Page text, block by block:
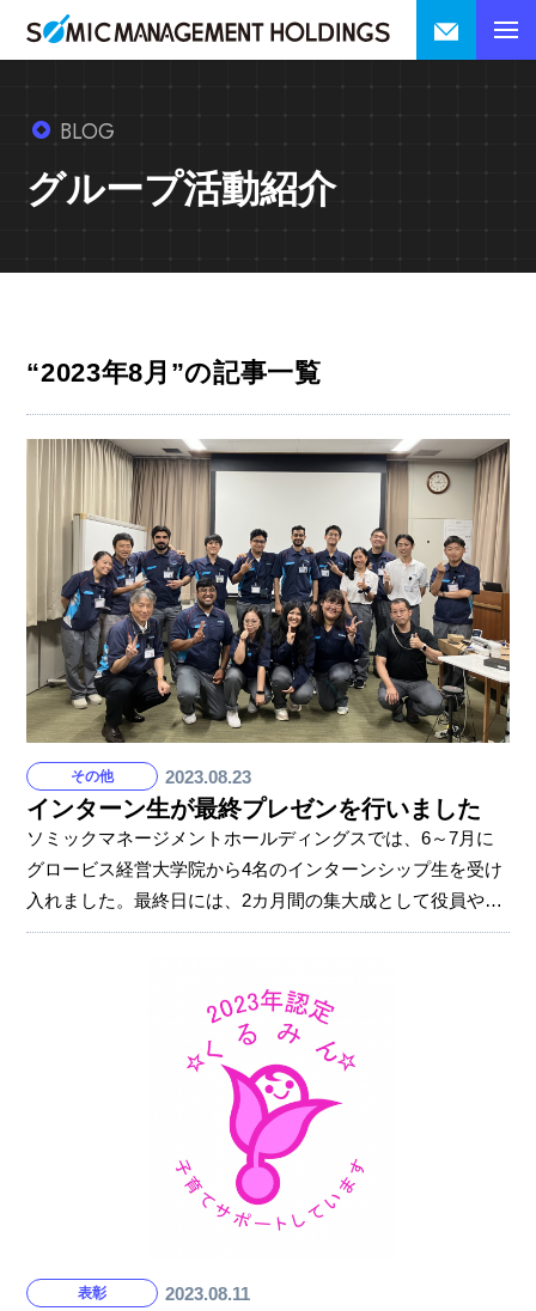
BLOG
グループ活動紹介
“2023年8月”の記事一覧
その他 2023.08.23
インターン生が最終プレゼンを行いました
ソミックマネージメントホールディングスでは、6～7月に
グロービス経営大学院から4名のインターンシップ生を受け
入れました。最終日には、2カ月間の集大成として役員や社
員らの前で最終プレゼンテーションが行われました。プレ
期的な提案が行われ、役員からは質問が相次ぎました。共
に働いた社員からも感謝の言葉が贈られました。 今回のイ
ンターンシップでは、業務はもちろんのこと、慣れない浜
松での生活などのサポートはグロービス出身の外国籍社員
が行いました。入社1年前後の外国籍メンバーが今年は先輩
社員としてサポートを行う姿は大変頼もしく、インターン
表彰 2023.08.11